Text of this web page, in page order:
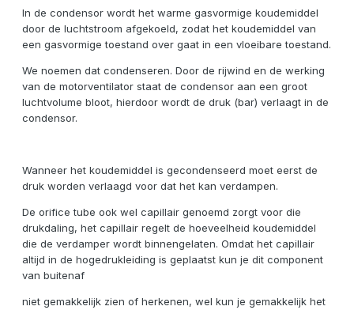
In de condensor wordt het warme gasvormige koudemiddel
door de luchtstroom afgekoeld, zodat het koudemiddel van
een gasvormige toestand over gaat in een vloeibare toestand.
We noemen dat condenseren. Door de rijwind en de werking
van de motorventilator staat de condensor aan een groot
luchtvolume bloot, hierdoor wordt de druk (bar) verlaagt in de
condensor.
Wanneer het koudemiddel is gecondenseerd moet eerst de
druk worden verlaagd voor dat het kan verdampen.
De orifice tube ook wel capillair genoemd zorgt voor die
drukdaling, het capillair regelt de hoeveelheid koudemiddel
die de verdamper wordt binnengelaten. Omdat het capillair
altijd in de hogedrukleiding is geplaatst kun je dit component
van buitenaf
niet gemakkelijk zien of herkenen, wel kun je gemakkelijk het